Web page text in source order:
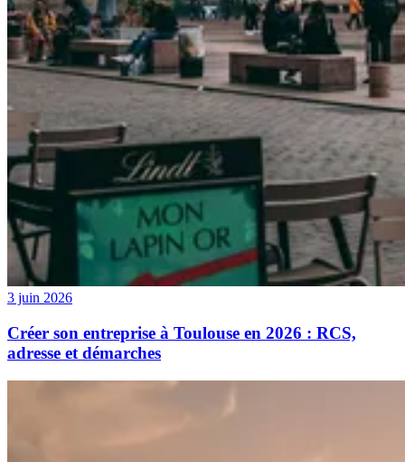
3 juin 2026
Créer son entreprise à Toulouse en 2026 : RCS,
adresse et démarches